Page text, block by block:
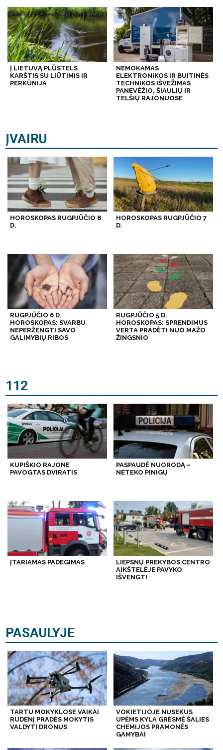
Į LIETUVĄ PLŪSTELS
KARŠTIS SU LIŪTIMIS IR
PERKŪNIJA
NEMOKAMAS
ELEKTRONIKOS IR BUITINĖS
TECHNIKOS IŠVEŽIMAS
PANEVĖŽIO, ŠIAULIŲ IR
TELŠIŲ RAJONUOSE
ĮVAIRU
HOROSKOPAS RUGPJŪČIO 8
D.
HOROSKOPAS RUGPJŪČIO 7
D.
RUGPJŪČIO 6 D.
HOROSKOPAS: SVARBU
NEPERŽENGTI SAVO
GALIMYBIŲ RIBOS
RUGPJŪČIO 5 D.
HOROSKOPAS: SPRENDIMUS
VERTA PRADĖTI NUO MAŽO
ŽINGSNIO
112
KUPIŠKIO RAJONE
PAVOGTAS DVIRATIS
PASPAUDĖ NUORODĄ –
NETEKO PINIGŲ
ĮTARIAMAS PADEGIMAS
LIEPSNŲ PREKYBOS CENTRO
AIKŠTELĖJE PAVYKO
IŠVENGTI
PASAULYJE
TARTU MOKYKLOSE VAIKAI
RUDENĮ PRADĖS MOKYTIS
VALDYTI DRONUS
VOKIETIJOJE NUSEKUS
UPĖMS KYLA GRĖSMĖ ŠALIES
CHEMIJOS PRAMONĖS
GAMYBAI